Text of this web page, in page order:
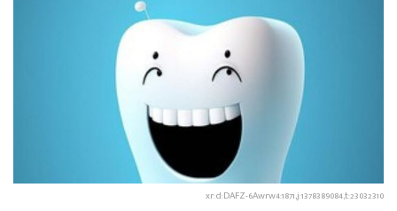
xr:d:DAFZ-6Awrw4:1871,j:1378389084,t:23032310